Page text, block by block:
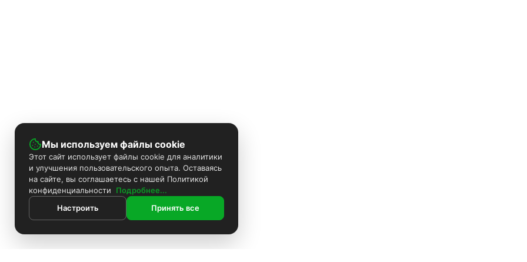
Мы используем файлы cookie
Этот сайт использует файлы cookie для аналитики
и улучшения пользовательского опыта. Оставаясь
на сайте, вы соглашаетесь с нашей Политикой
конфиденциальности
Подробнее...
Настроить
Принять все